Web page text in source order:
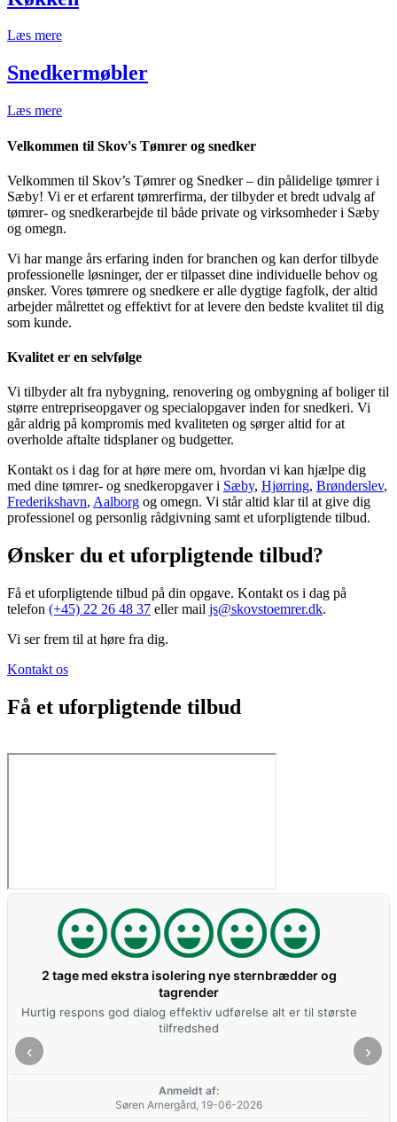
Læs mere
Snedkermøbler
Læs mere
Velkommen til Skov's Tømrer og snedker
Velkommen til Skov’s Tømrer og Snedker – din pålidelige tømrer i
Sæby! Vi er et erfarent tømrerfirma, der tilbyder et bredt udvalg af
tømrer- og snedkerarbejde til både private og virksomheder i Sæby
og omegn.
Vi har mange års erfaring inden for branchen og kan derfor tilbyde
professionelle løsninger, der er tilpasset dine individuelle behov og
ønsker. Vores tømrere og snedkere er alle dygtige fagfolk, der altid
arbejder målrettet og effektivt for at levere den bedste kvalitet til dig
som kunde.
Kvalitet er en selvfølge
Vi tilbyder alt fra nybygning, renovering og ombygning af boliger til
større entrepriseopgaver og specialopgaver inden for snedkeri. Vi
går aldrig på kompromis med kvaliteten og sørger altid for at
overholde aftalte tidsplaner og budgetter.
Kontakt os i dag for at høre mere om, hvordan vi kan hjælpe dig
med dine tømrer- og snedkeropgaver i Sæby, Hjørring, Brønderslev,
Frederikshavn, Aalborg og omegn. Vi står altid klar til at give dig
professionel og personlig rådgivning samt et uforpligtende tilbud.
Ønsker du et uforpligtende tilbud?
Få et uforpligtende tilbud på din opgave. Kontakt os i dag på
telefon (+45) 22 26 48 37 eller mail js@skovstoemrer.dk.
Vi ser frem til at høre fra dig.
Kontakt os
Få et uforpligtende tilbud
Udskifting af af asbest plader
Vi har brugt Skovs Tømrer flere gange til nogle af vores
opgaver en aftale holder altid og så er der altid flot ryddet op
der for bruger vi ham hver gang ,så de bedste anbefalinger
Anmeldt af:
ELLING TAGMALING ApS, 16-06-2026
‹ ›